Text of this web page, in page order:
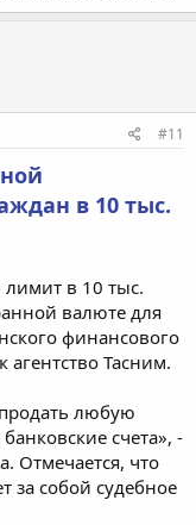
#11
в 10 тыс.
в 10 тыс.
валюте для
финансового
агентство Тасним.
любую
счета», -
Отмечается, что
за собой судебное